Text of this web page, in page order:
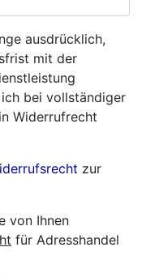
ausdrücklich,
mit der
bei vollständiger
Widerrufrecht
zur
von Ihnen
für Adresshandel